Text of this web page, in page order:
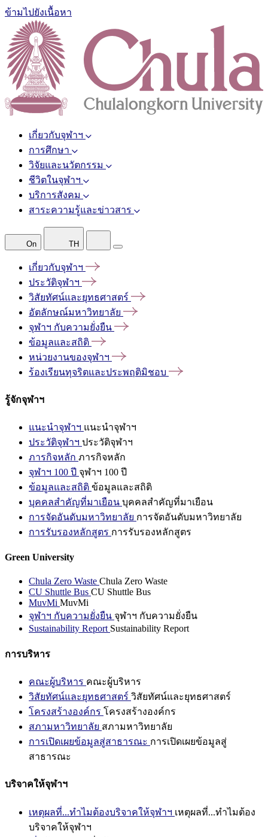
ข้ามไปยังเนื้อหา
เกี่ยวกับจุฬาฯ
การศึกษา
วิจัยและนวัตกรรม
ชีวิตในจุฬาฯ
บริการสังคม
สาระความรู้และข่าวสาร
On TH
เกี่ยวกับจุฬาฯ
ประวัติจุฬาฯ
วิสัยทัศน์และยุทธศาสตร์
อัตลักษณ์มหาวิทยาลัย
จุฬาฯ กับความยั่งยืน
ข้อมูลและสถิติ
หน่วยงานของจุฬาฯ
ร้องเรียนทุจริตและประพฤติมิชอบ
รู้จักจุฬาฯ
แนะนำจุฬาฯ แนะนำจุฬาฯ
ประวัติจุฬาฯ ประวัติจุฬาฯ
ภารกิจหลัก ภารกิจหลัก
จุฬาฯ 100 ปี จุฬาฯ 100 ปี
ข้อมูลและสถิติ ข้อมูลและสถิติ
บุคคลสำคัญที่มาเยือน บุคคลสำคัญที่มาเยือน
การจัดอันดับมหาวิทยาลัย การจัดอันดับมหาวิทยาลัย
การรับรองหลักสูตร การรับรองหลักสูตร
Green University
Chula Zero Waste Chula Zero Waste
CU Shuttle Bus CU Shuttle Bus
MuvMi MuvMi
จุฬาฯ กับความยั่งยืน จุฬาฯ กับความยั่งยืน
Sustainability Report Sustainability Report
การบริหาร
คณะผู้บริหาร คณะผู้บริหาร
วิสัยทัศน์และยุทธศาสตร์ วิสัยทัศน์และยุทธศาสตร์
โครงสร้างองค์กร โครงสร้างองค์กร
สภามหาวิทยาลัย สภามหาวิทยาลัย
การเปิดเผยข้อมูลสู่สาธารณะ การเปิดเผยข้อมูลสู่
สาธารณะ
บริจาคให้จุฬาฯ
เหตุผลที่...ทำไมต้องบริจาคให้จุฬาฯ เหตุผลที่...ทำไมต้อง
บริจาคให้จุฬาฯ